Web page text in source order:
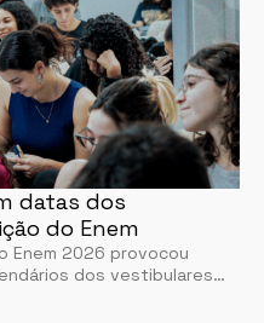
datas dos
do Enem
Enem 2026 provocou
dos vestibulares…